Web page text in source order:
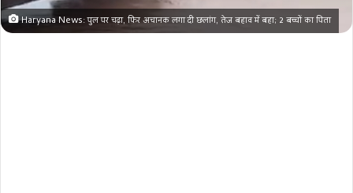
Haryana News: पुल पर चढ़ा, फिर अचानक लगा दी छलांग, तेज बहाव में बहा; 2 बच्चों का पिता